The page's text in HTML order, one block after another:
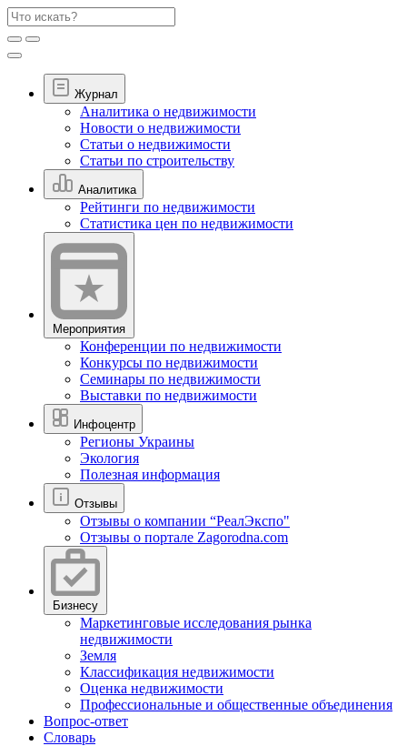
Журнал
Аналитика о недвижимости
Новости о недвижимости
Статьи о недвижимости
Статьи по строительству
Аналитика
Рейтинги по недвижимости
Статистика цен по недвижимости
Мероприятия
Конференции по недвижимости
Конкурсы по недвижимости
Семинары по недвижимости
Выставки по недвижимости
Инфоцентр
Регионы Украины
Экология
Полезная информация
Отзывы
Отзывы о компании “РеалЭкспо"
Отзывы о портале Zagorodna.com
Бизнесу
Маркетинговые исследования рынка
недвижимости
Земля
Классификация недвижимости
Оценка недвижимости
Профессиональные и общественные объединения
Вопрос-ответ
Словарь